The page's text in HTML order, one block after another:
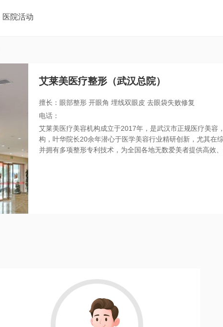
医院活动
艾莱美医疗整形（武汉总院）
擅长：眼部整形 开眼角 埋线双眼皮 去眼袋失败修复
电话：
艾莱美医疗美容机构成立于2017年，是武汉市正规医疗美
构，叶华院长20余年潜心于医学美容行业精研创新，尤其在
并拥有多项整形专利技术，为全国各地无数爱美者提供高效